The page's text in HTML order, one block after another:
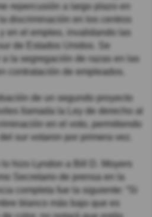
repercusión a largo plazo en
discriminación en los centros
en el empleo, invalidando las
de Estados Unidos. Se
a la segregación de razas en las
contratación de empleados.
de un segundo proyecto
llamada la Ley de derecho al
en el voto, permitiendo
sur votaron por primera vez.
hizo Lyndon a Bill D. Moyers
Secretario de prensa en la
completa fue la siguiente: “Si
blanco más bajo que es